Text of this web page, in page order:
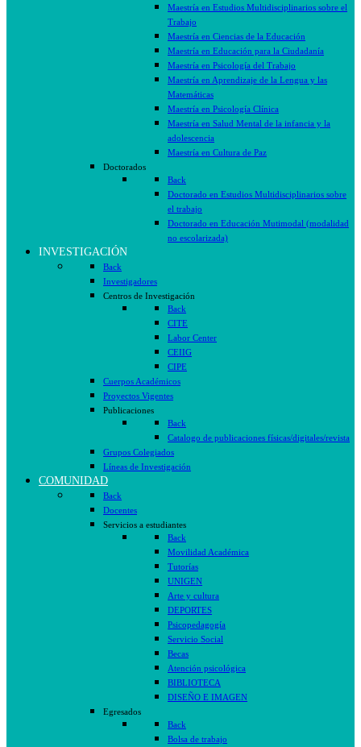
Maestría en Estudios Multidisciplinarios sobre el
Trabajo
Maestría en Ciencias de la Educación
Maestría en Educación para la Ciudadanía
Maestría en Psicología del Trabajo
Maestría en Aprendizaje de la Lengua y las
Matemáticas
Maestría en Psicología Clínica
Maestría en Salud Mental de la infancia y la
adolescencia
Maestría en Cultura de Paz
Doctorados
Back
Doctorado en Estudios Multidisciplinarios sobre
el trabajo
Doctorado en Educación Mutimodal (modalidad
no escolarizada)
INVESTIGACIÓN
Back
Investigadores
Centros de Investigación
Back
CITE
Labor Center
CEIIG
CIPE
Cuerpos Académicos
Proyectos Vigentes
Publicaciones
Back
Catalogo de publicaciones físicas/digitales/revista
Grupos Colegiados
Líneas de Investigación
COMUNIDAD
Back
Docentes
Servicios a estudiantes
Back
Movilidad Académica
Tutorías
UNIGEN
Arte y cultura
DEPORTES
Psicopedagogía
Servicio Social
Becas
Atención psicológica
BIBLIOTECA
DISEÑO E IMAGEN
Egresados
Back
Bolsa de trabajo